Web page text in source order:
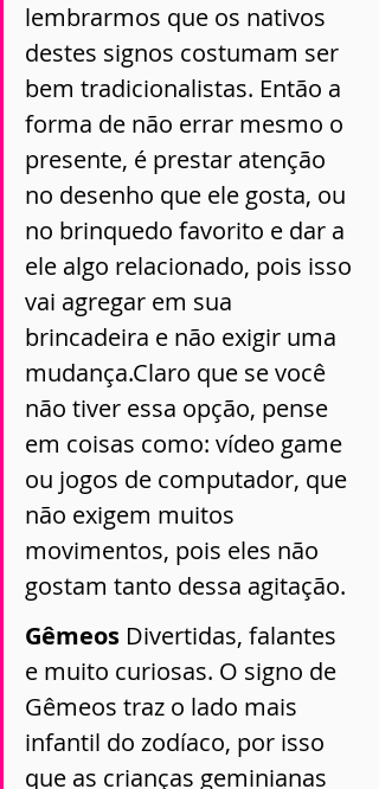
lembrarmos que os nativos
destes signos costumam ser
bem tradicionalistas. Então a
forma de não errar mesmo o
presente, é prestar atenção
no desenho que ele gosta, ou
no brinquedo favorito e dar a
ele algo relacionado, pois isso
vai agregar em sua
brincadeira e não exigir uma
mudança.Claro que se você
não tiver essa opção, pense
em coisas como: vídeo game
ou jogos de computador, que
não exigem muitos
movimentos, pois eles não
gostam tanto dessa agitação.
Gêmeos Divertidas, falantes
e muito curiosas. O signo de
Gêmeos traz o lado mais
infantil do zodíaco, por isso
que as crianças geminianas